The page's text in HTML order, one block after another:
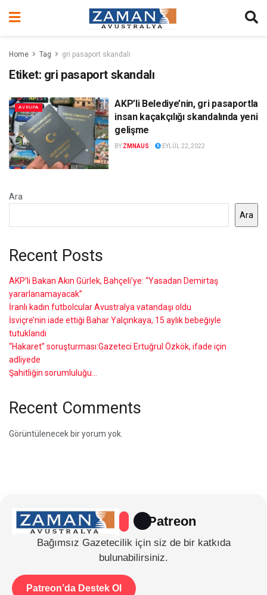
Home Tag gri pasaport skandalı
Etiket: gri pasaport skandalı
AVRUPA
AKP’li Belediye’nin, gri pasaportla
insan kaçakçılığı skandalında yeni
gelişme
BY ZMNAUS EYLÜL 22, 2022
Ara
Ara
Recent Posts
AKP’li Bakan Akın Gürlek, Bahçeli’ye: “Yasadan Demirtaş
yararlanamayacak”
İranlı kadın futbolcular Avustralya vatandaşı oldu
İsviçre’nin iade ettiği Bahar Yalçınkaya, 15 aylık bebeğiyle
tutuklandı
“Hakaret” soruşturması:Gazeteci Ertuğrul Özkök, ifade için
adliyede
Şahitliğin sorumluluğu…
Recent Comments
Görüntülenecek bir yorum yok.
Patreon
Bağımsız Gazetecilik için siz de bir katkıda
bulunabilirsiniz.
Patreon’da Destek Ol